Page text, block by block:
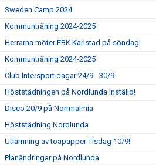
Sweden Camp 2024
Kommunträning 2024-2025
Herrarna möter FBK Karlstad på söndag!
Kommunträning 2024-2025
Club Intersport dagar 24/9 - 30/9
Höststädningen på Nordlunda Inställd!
Disco 20/9 på Norrmalmia
Höststädning Nordlunda
Utlämning av toapapper Tisdag 10/9!
Planändringar på Nordlunda